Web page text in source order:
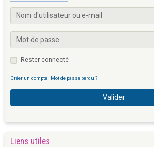
Rester connecté
Créer un compte | Mot de passe perdu ?
Valider
Liens utiles